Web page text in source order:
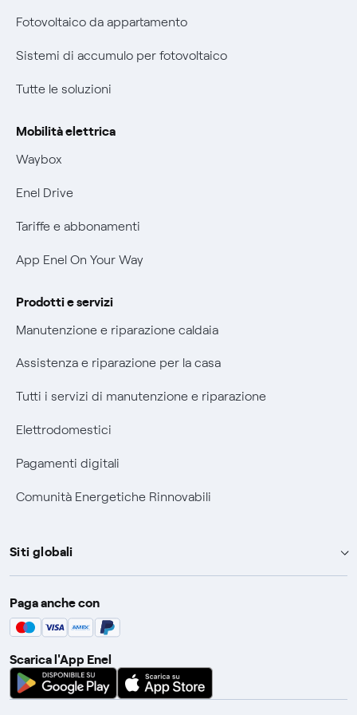
Certificazioni
Nuove regole europee per la protezione dei dati
Offerte Placet non vulnerabili
Mobilità Elettrica
Phishing e truffe online
Verifica chi ti ha chiamato
Agevolazione utenti con disabilità per offerte Fibra
Fotovoltaico da appartamento
Sistemi di accumulo per fotovoltaico
Tutte le soluzioni
Mobilità elettrica
Waybox
Enel Drive
Tariffe e abbonamenti
App Enel On Your Way
Prodotti e servizi
Manutenzione e riparazione caldaia
Assistenza e riparazione per la casa
Tutti i servizi di manutenzione e riparazione
Elettrodomestici
Pagamenti digitali
Comunità Energetiche Rinnovabili
Siti globali
Enel Group
Enel Green Power
Global Procurement
Gridspertise
Paga anche con
Scarica l'App Enel